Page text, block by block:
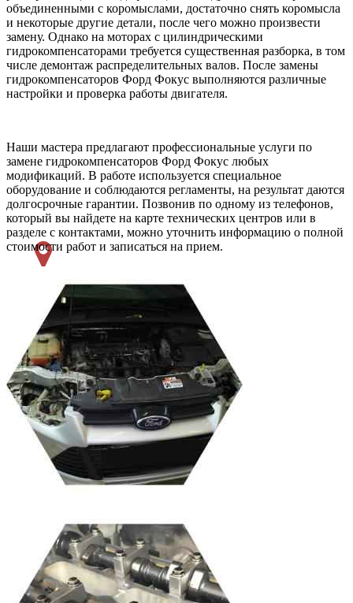
объединенными с коромыслами, достаточно снять коромысла
и некоторые другие детали, после чего можно произвести
замену. Однако на моторах с цилиндрическими
гидрокомпенсаторами требуется существенная разборка, в том
числе демонтаж распределительных валов. После замены
гидрокомпенсаторов Форд Фокус выполняются различные
настройки и проверка работы двигателя.
Наши мастера предлагают профессиональные услуги по
замене гидрокомпенсаторов Форд Фокус любых
модификаций. В работе используется специальное
оборудование и соблюдаются регламенты, на результат даются
долгосрочные гарантии. Позвонив по одному из телефонов,
который вы найдете на карте технических центров или в
разделе с контактами, можно уточнить информацию о полной
стоимости работ и записаться на прием.